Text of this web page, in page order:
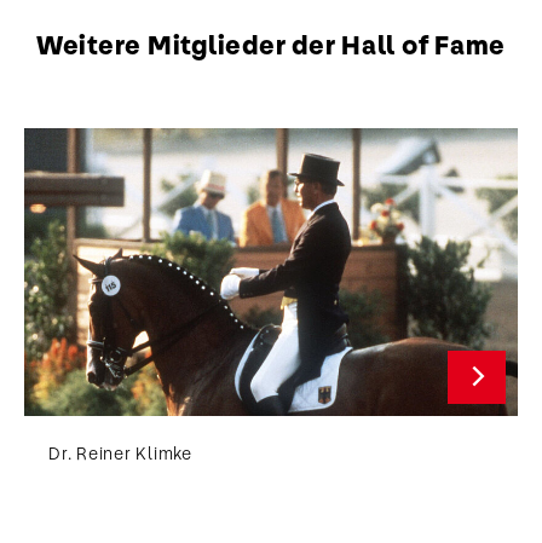
Weitere Mitglieder der Hall of Fame
Dr. Reiner Klimke